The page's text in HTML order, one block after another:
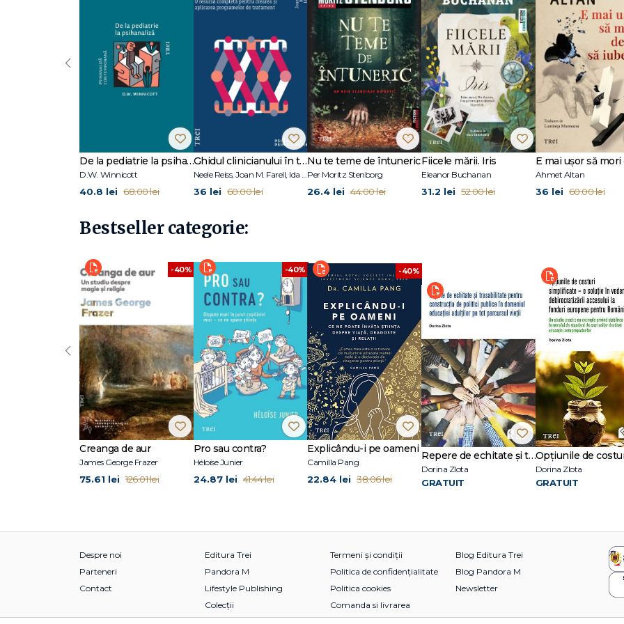
Proiect: Pedagogie – Educație – Digitalizare (PED@USV) — Cod proiect: ID_03, Apelul PNRR/2024/C15/I8 „Pedagogie digitală pentru
Contact: Str. Universității 13, 720229 Suceava, România. E-mail: ped@usv.ro; website: ped.usv.ro
Conținutul acestui material nu reprezintă în mod obligatoriu poziția oficială a Uniunii Europene sau a Guvernului României.
Nr. contract de finanțare: 13350 /21.10.2024
Material distribuit gratuit.
„PNRR. Finanțat de Uniunea Europeană – UrmătoareaGenerațieUE”
https://mfe.gov.ro/pnrr/ https://www.facebook.com/PNRROficial
De la pediatrie la psihanaliză
D.W. Winnicott
40.8 lei 68.00 lei
Ghidul clinicianului în terapia schemelor
36 lei 60.00 lei
Nu te teme de întuneric
Per Moritz Stenborg
26.4 lei 44.00 lei
Fiicele mării. Iris
Eleanor Buchanan
31.2 lei 52.00 lei
Ahmet Altan
36 lei 60.00 lei
‹
Bestseller categorie:
-40%
Creanga de aur
James George Frazer
75.61 lei 126.01 lei
-40%
Pro sau contra?
Héloïse Junier
24.87 lei 41.44 lei
-40%
Explicându-i pe oameni
Camilla Pang
22.84 lei 38.06 lei
Repere de echitate și trasabilitate pentru construcția de politici publice în domeniul educației adulților pe tot parcursul vieții
Dorina Zlota
GRATUIT
Dorina Zlota
GRATUIT
‹
Despre noi
Parteneri
Contact
Editura Trei
Pandora M
Lifestyle Publishing
Colecții
Termeni și condiții
Politica de confidențialitate
Politica cookies
Comanda si livrarea
Blog Editura Trei
Blog Pandora M
Newsletter